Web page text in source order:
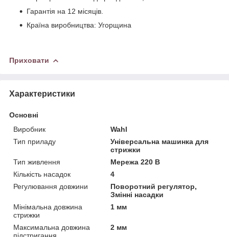
Гарантія на 12 місяців.
Країна виробництва: Угорщина
Приховати
Характеристики
Основні
Виробник
Wahl
Тип приладу
Універсальна машинка для
стрижки
Тип живлення
Мережа 220 В
Кількість насадок
4
Регулювання довжини
Поворотний регулятор,
Змінні насадки
Мінімальна довжина
стрижки
1 мм
Максимальна довжина
підстригання
2 мм